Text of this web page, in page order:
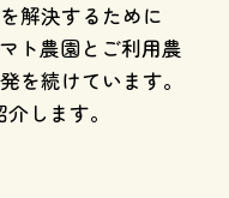
解決するために
ト農園とご利用農
を続けています。
します。